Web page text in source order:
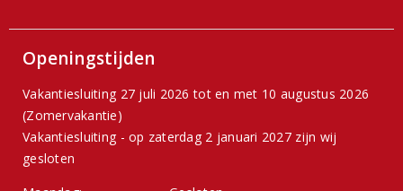
Openingstijden
Vakantiesluiting 27 juli 2026 tot en met 10 augustus 2026
(Zomervakantie)
Vakantiesluiting - op zaterdag 2 januari 2027 zijn wij
gesloten